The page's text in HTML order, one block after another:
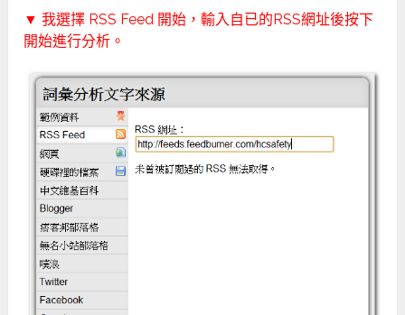
▼ 我選擇 RSS Feed 開始，輸入自已的RSS網址後按下
開始進行分析。